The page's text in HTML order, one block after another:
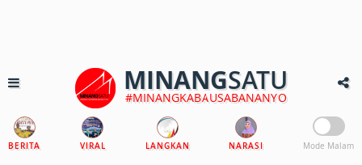
MINANGSATU
#MINANGKABAUSABANANYO
BERITA VIRAL LANGKAN NARASI Mode Malam